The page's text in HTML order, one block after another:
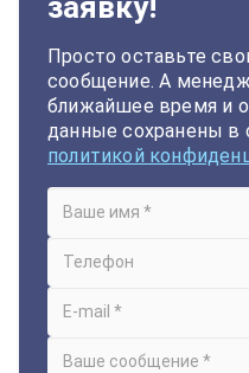
Просто оставьте
сообщение. А
ближайшее время и
данные сохранены в
политикой